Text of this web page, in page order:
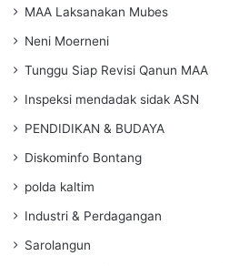
MAA Laksanakan Mubes
Neni Moerneni
Tunggu Siap Revisi Qanun MAA
Inspeksi mendadak sidak ASN
PENDIDIKAN & BUDAYA
Diskominfo Bontang
polda kaltim
Industri & Perdagangan
Sarolangun